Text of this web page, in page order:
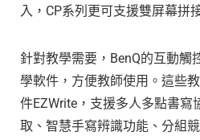
入，CP系列更可支援雙屏幕拼
針對教學需要，BenQ的互動觸
學軟件，方便教師使用。這些
件EZWrite，支援多人多點書寫
取、智慧手寫辨識功能、分組